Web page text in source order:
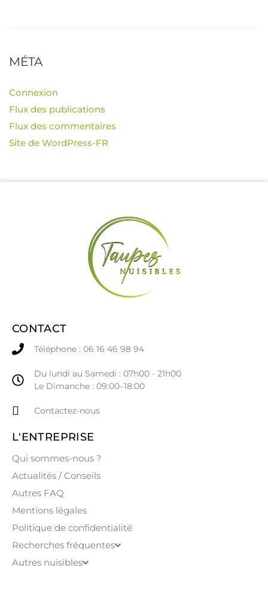
MÉTA
Connexion
Flux des publications
Flux des commentaires
Site de WordPress-FR
CONTACT
Téléphone : 06 16 46 98 94
Du lundi au Samedi : 07h00 - 21h00
Le Dimanche : 09:00–18:00
Contactez-nous
L'ENTREPRISE
Qui sommes-nous ?
Actualités / Conseils
Autres FAQ
Mentions légales
Politique de confidentialité
Recherches fréquentes
Autres nuisibles